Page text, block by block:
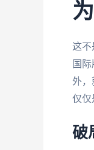
这不
国
外，
仅仅
破